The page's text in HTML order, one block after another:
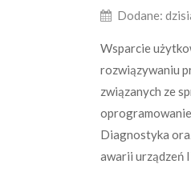
Dodane:
Wsparcie
rozwiązywaniu
związanych ze
Diagnostyka
awarii urządzeń